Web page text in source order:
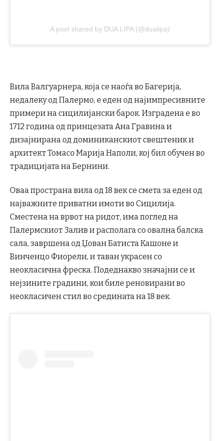
A post shared by DUA LIPA (@dualipa)
Вила Валгуарнера, која се наоѓа во Багерија,
недалеку од Палермо, е еден од најимпресивните
примери на сицилијански барок. Изградена е во
1712 година од принцезата Ана Гравина и
дизајнирана од доминиканскиот свештеник и
архитект Томасо Марија Наполи, кој бил обучен во
традицијата на Бернини.
Оваа пространа вила од 18 век се смета за еден од
најважните приватни имоти во Сицилија.
Сместена на врвот на ридот, има поглед на
Палермскиот Залив и располага со овална балска
сала, завршена од Џован Батиста Кашоне и
Винченцо Фиорели, и таван украсен со
неокласична фреска. Подеднакво значајни се и
нејзините градини, кои биле реновирани во
неокласичен стил во средината на 18 век.